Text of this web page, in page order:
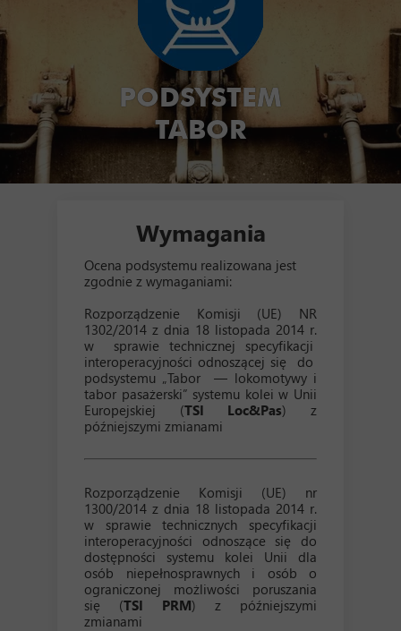
PODSYSTEM
TABOR
Wymagania
Ocena podsystemu realizowana jest
zgodnie z wymaganiami:
Rozporządzenie Komisji (UE) NR
1302/2014 z dnia 18 listopada 2014 r.
w sprawie technicznej specyfikacji
interoperacyjności odnoszącej się do
podsystemu „Tabor — lokomotywy i
tabor pasażerski” systemu kolei w Unii
Europejskiej (TSI Loc&Pas) z
późniejszymi zmianami
Rozporządzenie Komisji (UE) nr
1300/2014 z dnia 18 listopada 2014 r.
w sprawie technicznych specyfikacji
interoperacyjności odnoszące się do
dostępności systemu kolei Unii dla
osób niepełnosprawnych i osób o
ograniczonej możliwości poruszania
się (TSI PRM) z późniejszymi
zmianami